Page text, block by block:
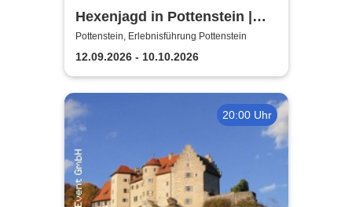
Hexenjagd in Pottenstein |
Die Inszenierung gegen
Verleumdung & Ausgrenzung
Pottenstein, Erlebnisführung Pottenstein
12.09.2026 - 10.10.2026
20:00 Uhr